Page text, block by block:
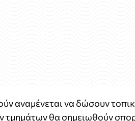
αναμένεται να δώσουν
τμημάτων θα σημειωθούν